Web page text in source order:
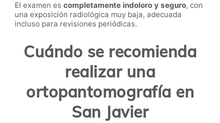
El examen es completamente indoloro y seguro, con
una exposición radiológica muy baja, adecuada
incluso para revisiones periódicas.
Cuándo se recomienda
realizar una
ortopantomografía en
San Javier